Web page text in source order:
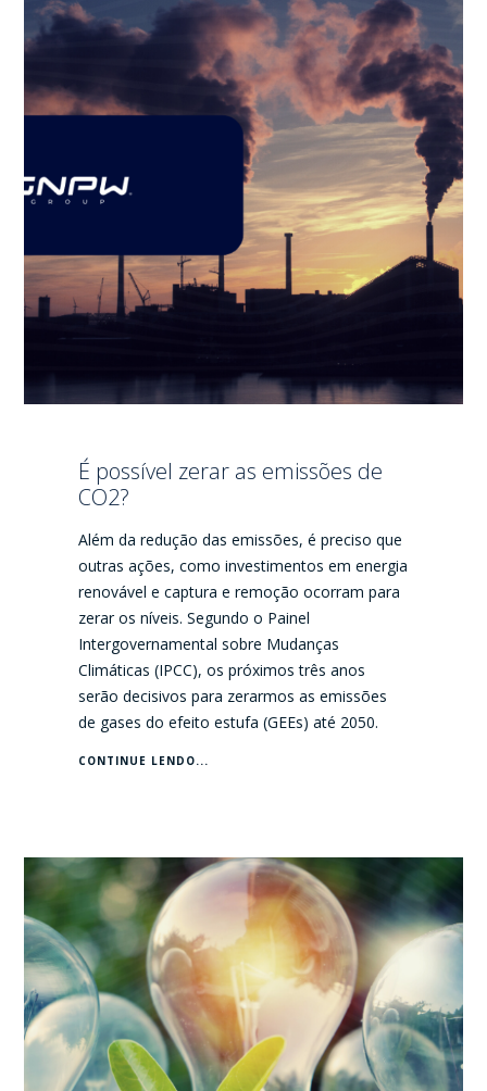
É possível zerar as emissões de
CO2?
Além da redução das emissões, é preciso que
outras ações, como investimentos em energia
renovável e captura e remoção ocorram para
zerar os níveis. Segundo o Painel
Intergovernamental sobre Mudanças
Climáticas (IPCC), os próximos três anos
serão decisivos para zerarmos as emissões
de gases do efeito estufa (GEEs) até 2050.
CONTINUE LENDO...